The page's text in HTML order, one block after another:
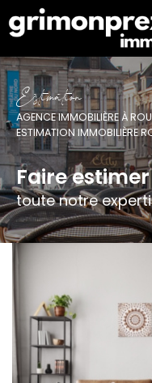
Estimation
AGENCE IMMOBILIÈRE À
ESTIMATION IMMOBILIÈRE
Faire
toute notre